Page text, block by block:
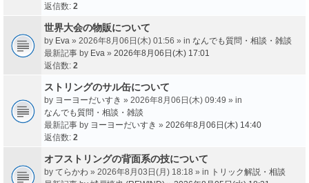
返信数: 2
世界大会の物販について
by Eva » 2026年8月06日(木) 01:56 » in なんでも質問・相談・雑談
最新記事 by Eva » 2026年8月06日(木) 17:01
返信数: 2
ストリングのサル缶について
by ヨーヨーだいすき » 2026年8月06日(木) 09:49 » in
なんでも質問・相談・雑談
最新記事 by ヨーヨーだいすき » 2026年8月06日(木) 14:40
返信数: 2
オフストリングの背面系の技について
by てらかわ » 2026年8月03日(月) 18:18 » in トリック解説・相談